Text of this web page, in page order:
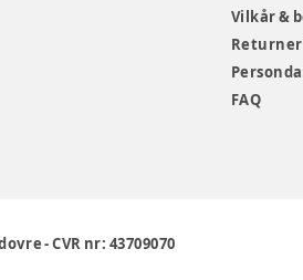
Vilkår &
FAQ
-CVR nr: 43709070